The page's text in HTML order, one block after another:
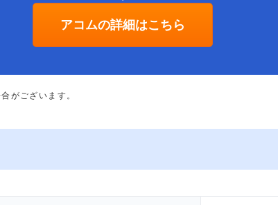
アコムの詳細はこちら
がございます。